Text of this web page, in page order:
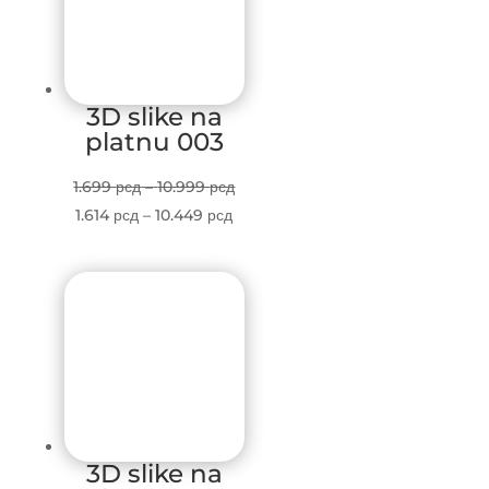
3D slike na
platnu 003
1.699рсд – 10.999рсдPrice
1.614 рсд – 10.449 рсд
3D slike na